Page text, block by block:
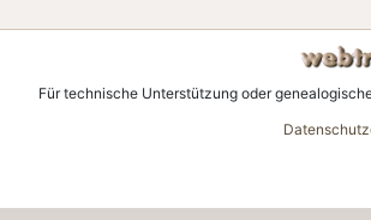
Für technische Unterstützung oder